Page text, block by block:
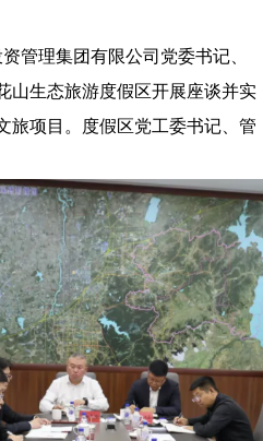
理集团有限公司党委书记、
山生态旅游度假区开展座谈并实
旅项目。度假区党工委书记、管